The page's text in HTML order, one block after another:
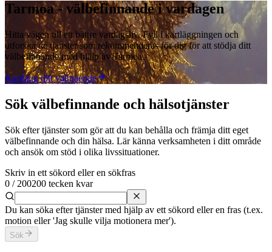
Tarmoa - välbefinnande i vardagen
Hitta vägen till ett bättre vardagsliv. Fyll i kartläggningen och
utforska de tjänster som rekommenderas för dig för att stödja ditt
välbefinnande med hjälp av Tarmoa.
Kartlägg ditt välmäende
Sök välbefinnande och hälsotjänster
Sök efter tjänster som gör att du kan behålla och främja ditt eget
välbefinnande och din hälsa. Lär känna verksamheten i ditt område
och ansök om stöd i olika livssituationer.
Skriv in ett sökord eller en sökfras
0 / 200200 tecken kvar
Du kan söka efter tjänster med hjälp av ett sökord eller en fras (t.ex.
motion eller 'Jag skulle vilja motionera mer').
Sök